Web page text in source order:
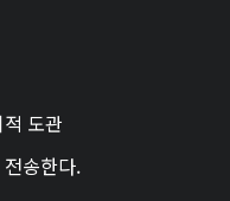
도관
송한다.